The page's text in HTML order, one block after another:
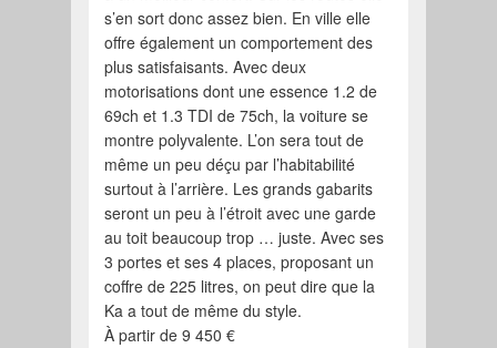
s’en sort donc assez bien. En ville elle
offre également un comportement des
plus satisfaisants. Avec deux
motorisations dont une essence 1.2 de
69ch et 1.3 TDI de 75ch, la voiture se
montre polyvalente. L’on sera tout de
même un peu déçu par l’habitabilité
surtout à l’arrière. Les grands gabarits
seront un peu à l’étroit avec une garde
au toit beaucoup trop … juste. Avec ses
3 portes et ses 4 places, proposant un
coffre de 225 litres, on peut dire que la
Ka a tout de même du style.
À partir de 9 450 €